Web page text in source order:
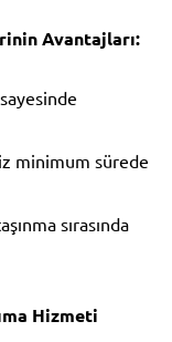
Avantajları:
minimum sürede
sırasında
Hizmeti